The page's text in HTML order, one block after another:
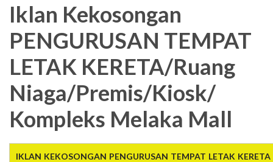
Iklan Kekosongan
PENGURUSAN TEMPAT
LETAK KERETA/Ruang
Niaga/Premis/Kiosk/
Kompleks Melaka Mall
IKLAN KEKOSONGAN PENGURUSAN TEMPAT LETAK